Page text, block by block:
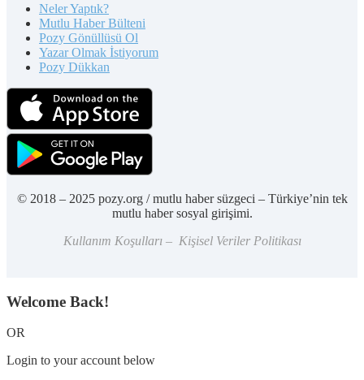
Neler Yaptık?
Mutlu Haber Bülteni
Pozy Gönüllüsü Ol
Yazar Olmak İstiyorum
Pozy Dükkan
© 2018 – 2025 pozy.org / mutlu haber süzgeci – Türkiye’nin tek
mutlu haber sosyal girişimi.
Kullanım Koşulları – Kişisel Veriler Politikası
Welcome Back!
OR
Login to your account below